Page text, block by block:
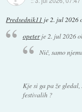
Predsednik11 je2. jul 2026
opeterje2. jul 2026
Nič, samo
Kje si ga pa že
festivalih ?